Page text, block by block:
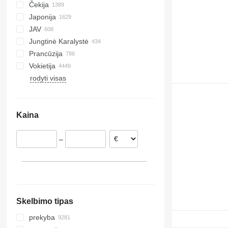
bZ
Lenkija
rodyti visas
Tadžikistanas
Kazachstanas
Moldova
Čekija
Japonija
JAV
Jungtinė Karalystė
Prancūzija
Vokietija
rodyti visas
Kaina
–
Skelbimo tipas
prekyba